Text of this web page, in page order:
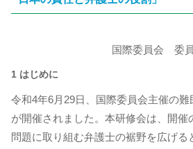
国際委員会 委
1 はじめに
令和4年6月29日、国際委員会主催の
が開催されました。本研修会は、開催
問題に取り組む弁護士の裾野を広げる